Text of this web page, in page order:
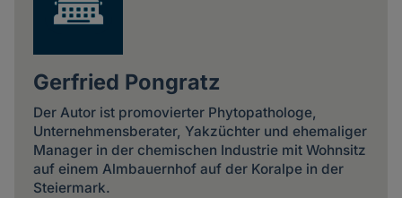
Gerfried Pongratz
Der Autor ist promovierter Phytopathologe,
Unternehmensberater, Yakzüchter und ehemaliger
Manager in der chemischen Industrie mit Wohnsitz
auf einem Almbauernhof auf der Koralpe in der
Steiermark.